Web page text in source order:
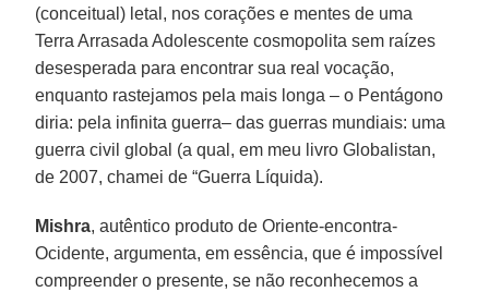
(conceitual) letal, nos corações e mentes de uma
Terra Arrasada Adolescente cosmopolita sem raízes
desesperada para encontrar sua real vocação,
enquanto rastejamos pela mais longa – o Pentágono
diria: pela infinita guerra– das guerras mundiais: uma
guerra civil global (a qual, em meu livro Globalistan,
de 2007, chamei de “Guerra Líquida).
Mishra, autêntico produto de Oriente-encontra-
Ocidente, argumenta, em essência, que é impossível
compreender o presente, se não reconhecemos a